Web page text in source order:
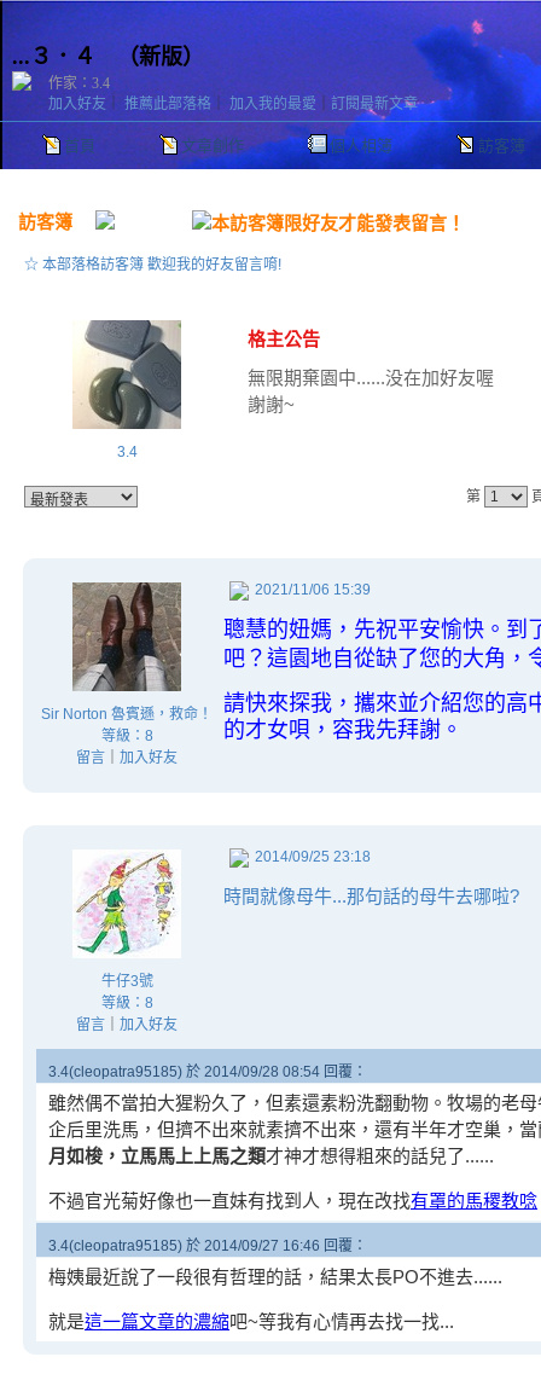
...３．４ （新版）
首頁 文章創作 個人相簿 訪客簿
加入好友 ｜ 推薦此部落格｜ 加入我的最愛 訂閱最新文章
作家：3.4
訪客簿
☆ 本部落格訪客簿 歡迎我的好友留言唷!
3.4
格主公告
無限期棄園中......没在加好友喔
謝謝~
第
Sir Norton 魯賓遜，救命！
等級：8
留言
加入好友
2021/11/06 15:39
聰慧的妞媽，先祝平安愉快。到
吧？這園地自從缺了您的大角，
請快來探我，攜來並介紹您的高
的才女唄，容我先拜謝。
牛仔3號
等級：8
留言
加入好友
2014/09/25 23:18
時間就像母牛...那句話的母牛去哪啦?
3.4(cleopatra95185) 於 2014/09/28 08:54 回覆：
雖然偶不當拍大猩粉久了，但素還素粉洗翻動物。牧場的老
企后里洗馬，但擠不出來就素擠不出來，還有半年才空巢，
月如梭，立馬馬上上馬之類才神才想得粗來的話兒了......
不過官光菊好像也一直妹有找到人，現在改找有罩的馬稷教唸
3.4(cleopatra95185) 於 2014/09/27 16:46 回覆：
梅姨最近說了一段很有哲理的話，結果太長PO不進去......
就是這一篇文章的濃縮吧~等我有心情再去找一找...